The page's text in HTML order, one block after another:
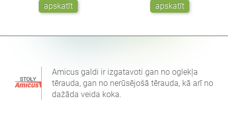
apskatīt apskatīt
Amicus galdi ir izgatavoti gan no oglekļa
tērauda, gan no nerūsējošā tērauda, kā arī no
dažāda veida koka.